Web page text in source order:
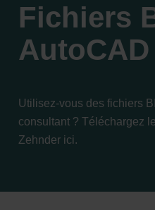
Fichiers
AutoCAD
Utilisez-vous des fichiers
consultant ? Téléchargez
Zehnder ici.